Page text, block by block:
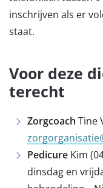
inschrijven als er
staat.
Voor deze
terecht
Zorgcoach Tine
Pedicure Kim
dinsdag en